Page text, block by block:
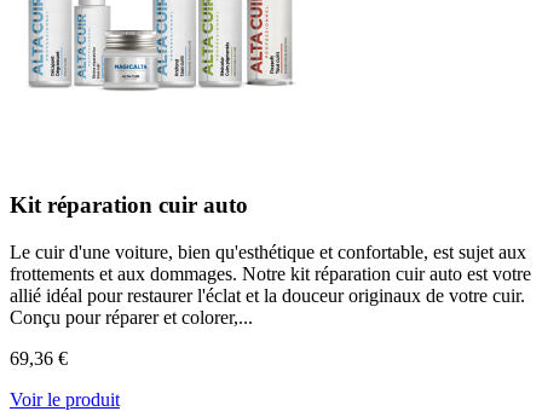
Kit réparation cuir auto
Le cuir d'une voiture, bien qu'esthétique et confortable, est sujet aux
frottements et aux dommages. Notre kit réparation cuir auto est votre
allié idéal pour restaurer l'éclat et la douceur originaux de votre cuir.
Conçu pour réparer et colorer,...
69,36 €
Voir le produit